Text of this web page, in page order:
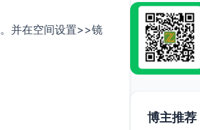
并在空间设置>>镜
博主推荐